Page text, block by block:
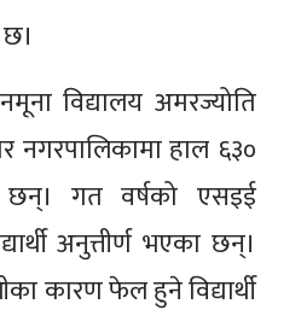
विद्यालय अमरज्योति
नगरपालिकामा हाल ६३०
छन्। गत वर्षको एसइई
अनुत्तीर्ण भएका छन्।
कारण फेल हुने विद्यार्थी